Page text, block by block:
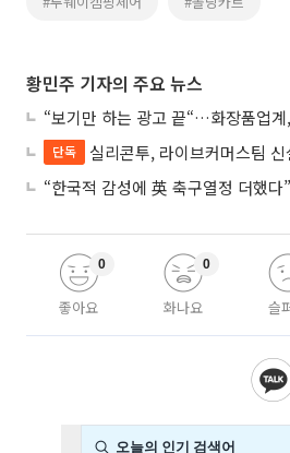
황민주 기자의 주요 뉴스
단독
실리콘투, 라이브커머스팀 신설…K뷰티 ‘
좋아요
0
화나요
0
슬